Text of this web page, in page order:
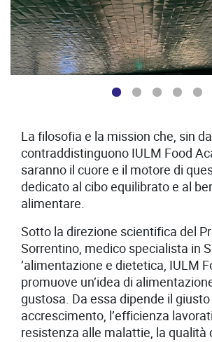
La filosofia e la mission che, sin
contraddistinguono IULM Food
saranno il cuore e il motore di
dedicato al cibo equilibrato e al
alimentare.
Sotto la direzione scientifica del
Sorrentino, medico specialista in
’alimentazione e dietetica, IULM
promuove un’idea di
gustosa. Da essa dipende il giusto
accrescimento, l’efficienza
resistenza alle malattie, la qualità